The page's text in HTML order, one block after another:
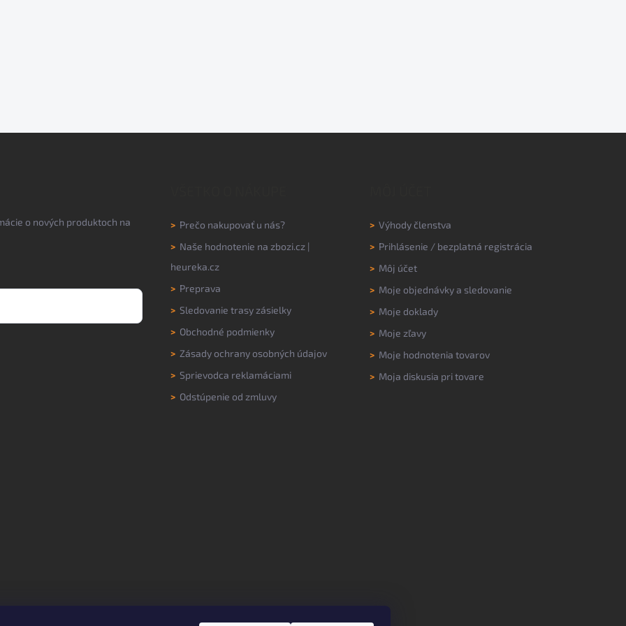
o nových produktoch na
> Prečo nakupovať u nás?
> Naše hodnotenie na zbozi.cz |
heureka.cz
> Preprava
> Sledovanie trasy zásielky
> Obchodné podmienky
> Zásady ochrany osobných údajov
> Sprievodca reklamáciami
> Odstúpenie od zmluvy
> Výhody členstva
> Prihlásenie / bezplatná registrácia
> Môj účet
> Moje objednávky a sledovanie
> Moje doklady
> Moje zľavy
> Moje hodnotenia tovarov
> Moja diskusia pri tovare